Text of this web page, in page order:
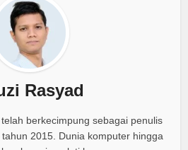
Rasyad
berkecimpung sebagai penulis
2015. Dunia komputer hingga